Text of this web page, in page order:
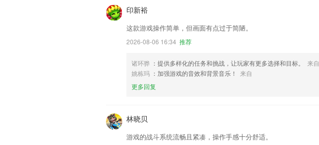
印新裕
这款游戏操作简单，但画面有点过于简陋。
2026-08-06 16:34 推荐
诸环骅 ：提供多样化的任务和挑战，让玩家有更多选择和目标。
来自
姚栋玛 ：加强游戏的音效和背景音乐！
来自
更多回复
林晓贝
游戏的战斗系统流畅且紧凑，操作手感十分舒适。